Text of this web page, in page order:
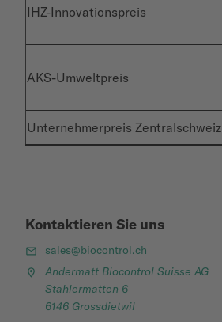
IHZ-Innovationspreis
AKS-Umweltpreis
Unternehmerpreis Zentralschweiz
Kontaktieren Sie uns
sales@biocontrol.ch
Andermatt Biocontrol Suisse AG
Stahlermatten 6
6146 Grossdietwil